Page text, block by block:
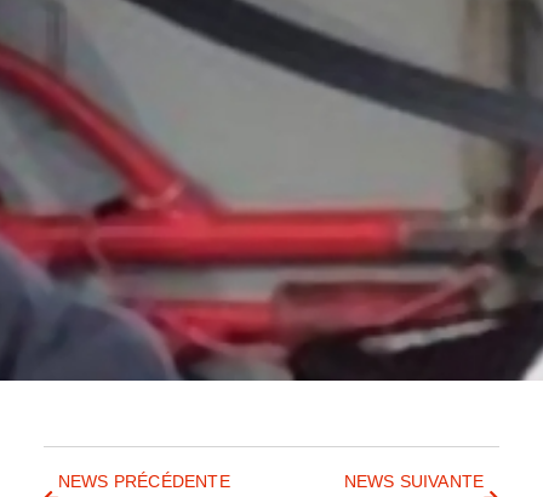
NEWS PRÉCÉDENTE NEWS SUIVANTE